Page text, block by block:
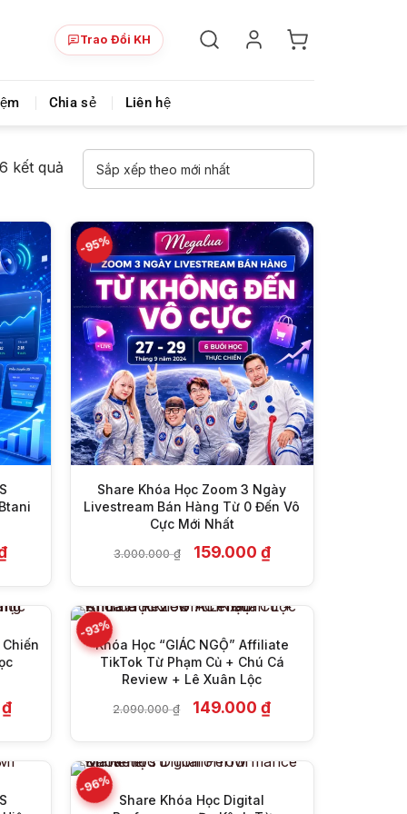
Chia sẻ khoá học giá rẻ cho những ai hạn hẹp
Trao Đổi KH
Chia sẻ Liên hệ
kết quả
sắp
theo
mới
nhất
Giá
hiện
149.000 ₫.
-95%
Share Khóa Học Zoom 3 Ngày
Livestream Bán Hàng Từ 0 Đến Vô
Cực Mới Nhất
3.000.000₫ Giá
gốc
159.000 ₫Giá
hiện
159.000 ₫.
₫Giá
399.000 ₫.
-93%
+
Khóa Học “GIÁC NGỘ” Affiliate
TikTok Từ Phạm Củ + Chú Cá
Review + Lê Xuân Lộc
2.090.000₫ Giá
gốc
149.000₫Giá
149.000 ₫.
-96%
+
Share Khóa Học Digital